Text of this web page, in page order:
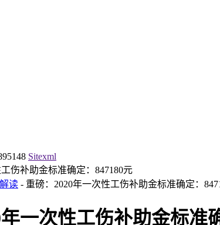
Sitexml
读 - 重磅：2020年一次性工伤补助金标准确定：
一次性工伤补助金标准